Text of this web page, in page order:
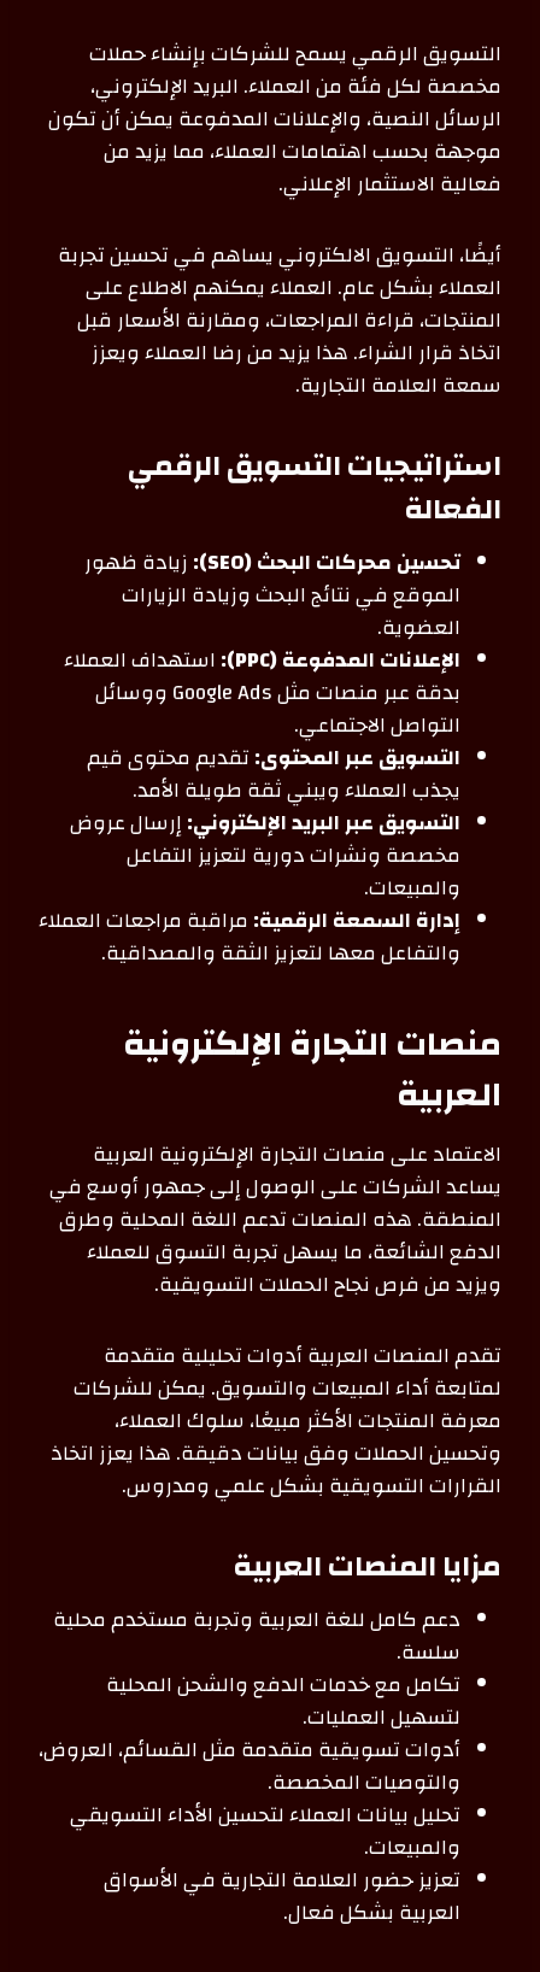
التسويق الرقمي يسمح للشركات بإنشاء حملات
مخصصة لكل فئة من العملاء. البريد الإلكتروني،
الرسائل النصية، والإعلانات المدفوعة يمكن أن تكون
موجهة بحسب اهتمامات العملاء، مما يزيد من
فعالية الاستثمار الإعلاني.
أيضًا، التسويق الالكتروني يساهم في تحسين تجربة
العملاء بشكل عام. العملاء يمكنهم الاطلاع على
المنتجات، قراءة المراجعات، ومقارنة الأسعار قبل
اتخاذ قرار الشراء. هذا يزيد من رضا العملاء ويعزز
سمعة العلامة التجارية.
استراتيجيات التسويق الرقمي
الفعالة
تحسين محركات البحث (SEO):
زيادة ظهور
الموقع في نتائج البحث وزيادة الزيارات
العضوية.
الإعلانات المدفوعة (PPC):
استهداف العملاء
بدقة عبر منصات مثل Google Ads ووسائل
التواصل الاجتماعي.
التسويق عبر المحتوى:تقديم محتوى قيم
يجذب العملاء ويبني ثقة طويلة الأمد.
التسويق عبر البريد الإلكتروني:إرسال عروض
مخصصة ونشرات دورية لتعزيز التفاعل
والمبيعات.
إدارة السمعة الرقمية:مراقبة مراجعات العملاء
والتفاعل معها لتعزيز الثقة والمصداقية.
منصات التجارة الإلكترونية
العربية
الاعتماد على منصات التجارة الإلكترونية العربية
يساعد الشركات على الوصول إلى جمهور أوسع في
المنطقة. هذه المنصات تدعم اللغة المحلية وطرق
الدفع الشائعة، ما يسهل تجربة التسوق للعملاء
ويزيد من فرص نجاح الحملات التسويقية.
تقدم المنصات العربية أدوات تحليلية متقدمة
لمتابعة أداء المبيعات والتسويق. يمكن للشركات
معرفة المنتجات الأكثر مبيعًا، سلوك العملاء،
وتحسين الحملات وفق بيانات دقيقة. هذا يعزز اتخاذ
القرارات التسويقية بشكل علمي ومدروس.
مزايا المنصات العربية
دعم كامل للغة العربية وتجربة مستخدم محلية
سلسة.
تكامل مع خدمات الدفع والشحن المحلية
لتسهيل العمليات.
أدوات تسويقية متقدمة مثل القسائم، العروض،
والتوصيات المخصصة.
تحليل بيانات العملاء لتحسين الأداء التسويقي
والمبيعات.
تعزيز حضور العلامة التجارية في الأسواق
العربية بشكل فعال.